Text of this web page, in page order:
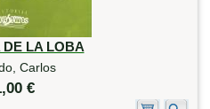
DE LA LOBA
Carlos
€